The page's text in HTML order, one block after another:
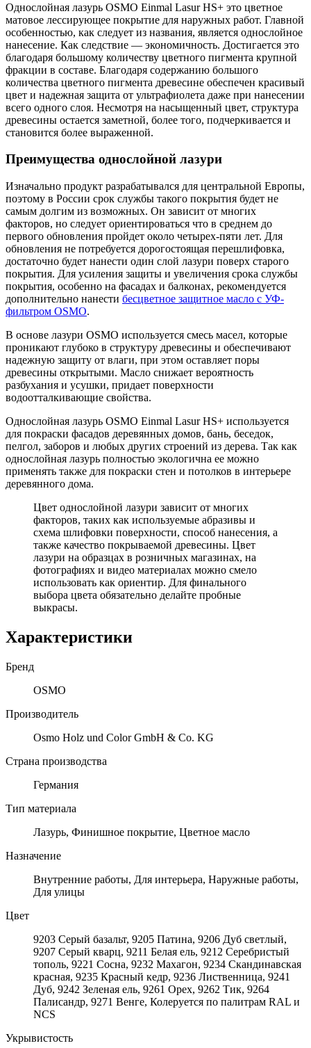
Однослойная лазурь OSMO Einmal Lasur HS+ это цветное
матовое лессирующее покрытие для наружных работ. Главной
особенностью, как следует из названия, является однослойное
нанесение. Как следствие — экономичность. Достигается это
благодаря большому количеству цветного пигмента крупной
фракции в составе. Благодаря содержанию большого
количества цветного пигмента древесине обеспечен красивый
цвет и надежная защита от ультрафиолета даже при нанесении
всего одного слоя. Несмотря на насыщенный цвет, структура
древесины остается заметной, более того, подчеркивается и
становится более выраженной.
Преимущества однослойной лазури
Изначально продукт разрабатывался для центральной Европы,
поэтому в России срок службы такого покрытия будет не
самым долгим из возможных. Он зависит от многих
факторов, но следует ориентироваться что в среднем до
первого обновления пройдет около четырех-пяти лет. Для
обновления не потребуется дорогостоящая перешлифовка,
достаточно будет нанести один слой лазури поверх старого
покрытия. Для усиления защиты и увеличения срока службы
покрытия, особенно на фасадах и балконах, рекомендуется
дополнительно нанести бесцветное защитное масло с УФ-
фильтром OSMO.
В основе лазури OSMO используется смесь масел, которые
проникают глубоко в структуру древесины и обеспечивают
надежную защиту от влаги, при этом оставляет поры
древесины открытыми. Масло снижает вероятность
разбухания и усушки, придает поверхности
водоотталкивающие свойства.
Однослойная лазурь OSMO Einmal Lasur HS+ используется
для покраски фасадов деревянных домов, бань, беседок,
пелгол, заборов и любых других строений из дерева. Так как
однослойная лазурь полностью экологична ее можно
применять также для покраски стен и потолков в интерьере
деревянного дома.
Цвет однослойной лазури зависит от многих
факторов, таких как используемые абразивы и
схема шлифовки поверхности, способ нанесения, а
также качество покрываемой древесины. Цвет
лазури на образцах в розничных магазинах, на
фотографиях и видео материалах можно смело
использовать как ориентир. Для финального
выбора цвета обязательно делайте пробные
выкрасы.
Характеристики
Бренд
OSMO
Производитель
Osmo Holz und Color GmbH & Co. KG
Страна производства
Германия
Тип материала
Лазурь, Финишное покрытие, Цветное масло
Назначение
Внутренние работы, Для интерьера, Наружные работы,
Для улицы
Цвет
9203 Серый базальт, 9205 Патина, 9206 Дуб светлый,
9207 Серый кварц, 9211 Белая ель, 9212 Серебристый
тополь, 9221 Сосна, 9232 Махагон, 9234 Скандинавская
красная, 9235 Красный кедр, 9236 Лиственница, 9241
Дуб, 9242 Зеленая ель, 9261 Орех, 9262 Тик, 9264
Палисандр, 9271 Венге, Колеруется по палитрам RAL и
NCS
Укрывистость